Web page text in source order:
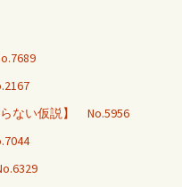
ない仮説】 No.5956